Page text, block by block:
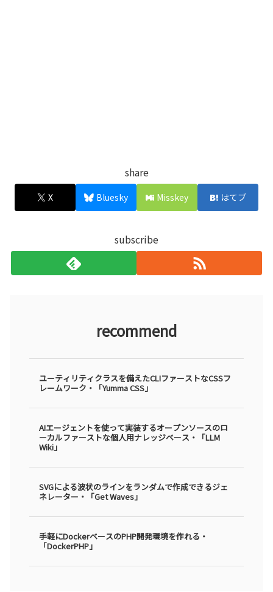
share
X Bluesky Misskey はてブ
subscribe
recommend
ユーティリティクラスを備えたCLIファーストなCSSフ
レームワーク・「Yumma CSS」
AIエージェントを使って実装するオープンソースのロ
ーカルファーストな個人用ナレッジベース・「LLM
Wiki」
SVGによる波状のラインをランダムで作成できるジェ
ネレーター・「Get Waves」
手軽にDockerベースのPHP開発環境を作れる・
「DockerPHP」